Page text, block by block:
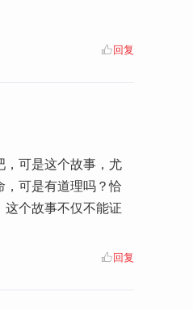
回复
可是这个故事，尤
可是有道理吗？恰
个故事不仅不能证
回复